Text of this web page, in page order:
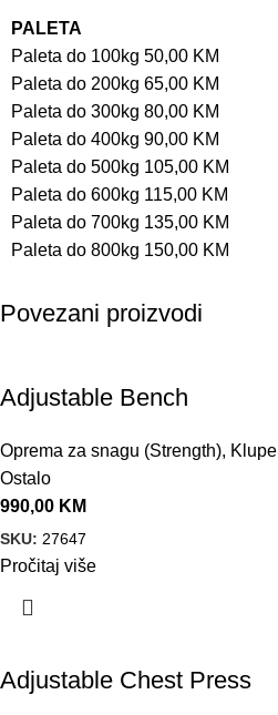
PALETA
Paleta do 100kg 50,00 KM
Paleta do 200kg 65,00 KM
Paleta do 300kg 80,00 KM
Paleta do 400kg 90,00 KM
Paleta do 500kg 105,00 KM
Paleta do 600kg 115,00 KM
Paleta do 700kg 135,00 KM
Paleta do 800kg 150,00 KM
Povezani proizvodi
Adjustable Bench
Oprema za snagu (Strength), Klupe
Ostalo
990,00 KM
SKU: 27647
Pročitaj više
Adjustable Chest Press